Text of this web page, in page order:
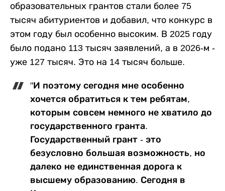
образовательных грантов стали более 75
тысяч абитуриентов и добавил, что конкурс в
этом году был особенно высоким. В 2025 году
было подано 113 тысяч заявлений, а в 2026-м -
уже 127 тысяч. Это на 14 тысяч больше.
"И поэтому сегодня мне особенно
хочется обратиться к тем ребятам,
которым совсем немного не хватило до
государственного гранта.
Государственный грант - это
безусловно большая возможность, но
далеко не единственная дорога к
высшему образованию. Сегодня в